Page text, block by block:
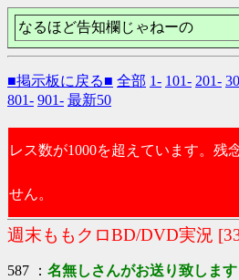
なるほど告知欄じゃねーの
■掲示板に戻る■ 全部 1- 101- 201-
801- 901- 最新50
レス数が1000を超えています。残
せん。
週末ももクロBD/DVD実況
587 ： 名無しさんがお送り致します